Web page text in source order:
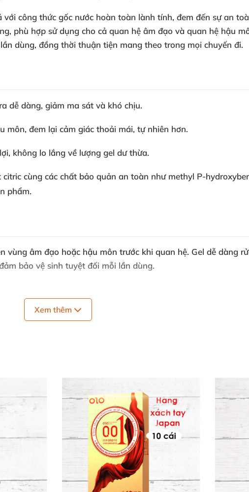
công thức gốc nước hoàn toàn lành tính, đem đến sự an
phù hợp sử dụng cho cả quan hệ âm đạo và quan hệ hậu
dùng, đồng thời thuận tiện mang theo trong mọi chuyến đi.
dễ dàng, giảm ma sát và khó chịu.
đem lại cảm giác thoải mái, tự nhiên hơn.
không lo lắng về lượng gel dư thừa.
cùng các chất bảo quản an toàn như methyl P-
phẩm.
âm đạo hoặc hậu môn trước khi quan hệ. Gel dễ dàng
bảo vệ sinh tuyệt đối mỗi lần dùng.
mát
Xem thêm